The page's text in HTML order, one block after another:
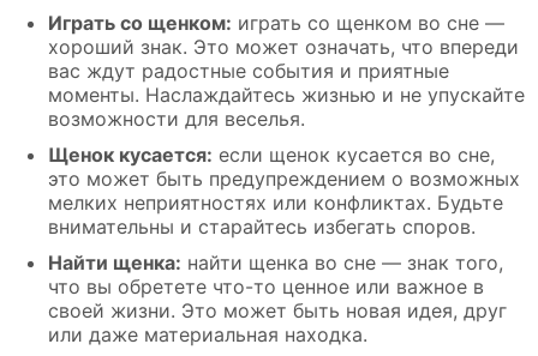
Играть со щенком: играть со щенком во сне —
хороший знак. Это может означать, что впереди
вас ждут радостные события и приятные
моменты. Наслаждайтесь жизнью и не упускайте
возможности для веселья.
Щенок кусается: если щенок кусается во сне,
это может быть предупреждением о возможных
мелких неприятностях или конфликтах. Будьте
внимательны и старайтесь избегать споров.
Найти щенка: найти щенка во сне — знак того,
что вы обретете что-то ценное или важное в
своей жизни. Это может быть новая идея, друг
или даже материальная находка.